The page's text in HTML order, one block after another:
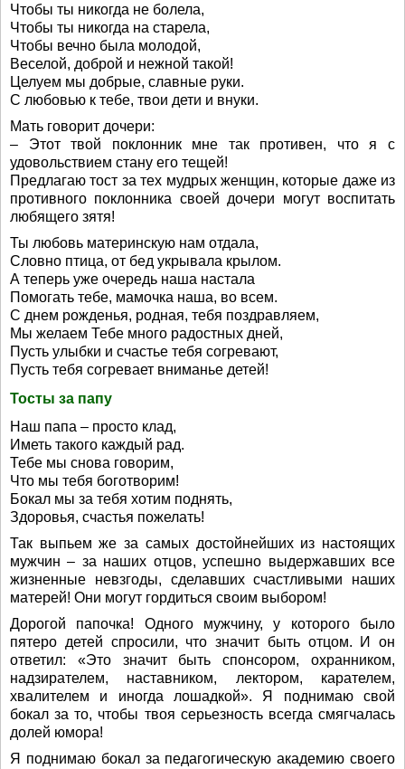
Чтобы ты никогда не болела,
Чтобы ты никогда на старела,
Чтобы вечно была молодой,
Веселой, доброй и нежной такой!
Целуем мы добрые, славные руки.
С любовью к тебе, твои дети и внуки.
Мать говорит дочери:
– Этот твой поклонник мне так противен, что я с
удовольствием стану его тещей!
Предлагаю тост за тех мудрых женщин, которые даже из
противного поклонника своей дочери могут воспитать
любящего зятя!
Ты любовь материнскую нам отдала,
Словно птица, от бед укрывала крылом.
А теперь уже очередь наша настала
Помогать тебе, мамочка наша, во всем.
С днем рожденья, родная, тебя поздравляем,
Мы желаем Тебе много радостных дней,
Пусть улыбки и счастье тебя согревают,
Пусть тебя согревает вниманье детей!
Тосты за папу
Наш папа – просто клад,
Иметь такого каждый рад.
Тебе мы снова говорим,
Что мы тебя боготворим!
Бокал мы за тебя хотим поднять,
Здоровья, счастья пожелать!
Так выпьем же за самых достойнейших из настоящих
мужчин – за наших отцов, успешно выдержавших все
жизненные невзгоды, сделавших счастливыми наших
матерей! Они могут гордиться своим выбором!
Дорогой папочка! Одного мужчину, у которого было
пятеро детей спросили, что значит быть отцом. И он
ответил: «Это значит быть спонсором, охранником,
надзирателем, наставником, лектором, карателем,
хвалителем и иногда лошадкой». Я поднимаю свой
бокал за то, чтобы твоя серьезность всегда смягчалась
долей юмора!
Я поднимаю бокал за педагогическую академию своего